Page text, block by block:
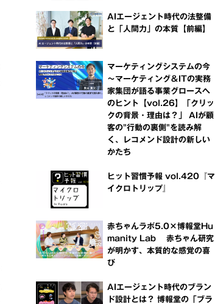
AIエージェント時代の法整備
と「人間力」の本質【前編】
マーケティングシステムの今
～マーケティング＆ITの実務
家集団が語る事業グロースへ
のヒント【vol.26】「クリッ
クの背景・理由は？」 AIが顧
客の"行動の裏側"を読み解
く、レコメンド設計の新しい
かたち
ヒット習慣予報 vol.420『マ
イクロトリップ』
赤ちゃんラボ5.0×博報堂Hu
manity Lab 赤ちゃん研究
が明かす、本質的な感覚の喜
び
AIエージェント時代のブラン
ド設計とは？ 博報堂の「ブラ